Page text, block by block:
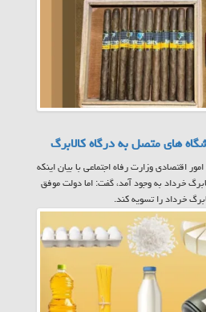
های متصل به درگاه کالابرگ
اقتصادی وزارت رفاه اجتماعی با بیان اینکه
خرداد به وجود آمد، گفت: اما دولت موفق